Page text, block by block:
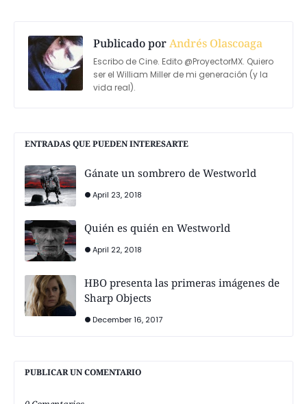
Publicado porAndrés Olascoaga
Escribo de Cine. Edito @ProyectorMX. Quiero
ser el William Miller de mi generación (y la
vida real).
ENTRADAS QUE PUEDEN INTERESARTE
Gánate un sombrero de Westworld
April 23, 2018
Quién es quién en Westworld
April 22, 2018
HBO presenta las primeras imágenes de
Sharp Objects
December 16, 2017
PUBLICAR UN COMENTARIO